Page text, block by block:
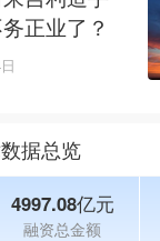
正业了？
据总览
4997.08亿元
融资总金额